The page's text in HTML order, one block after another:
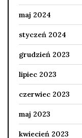
maj 2024
styczeń 2024
grudzień 2023
lipiec 2023
czerwiec 2023
maj 2023
kwiecień 2023